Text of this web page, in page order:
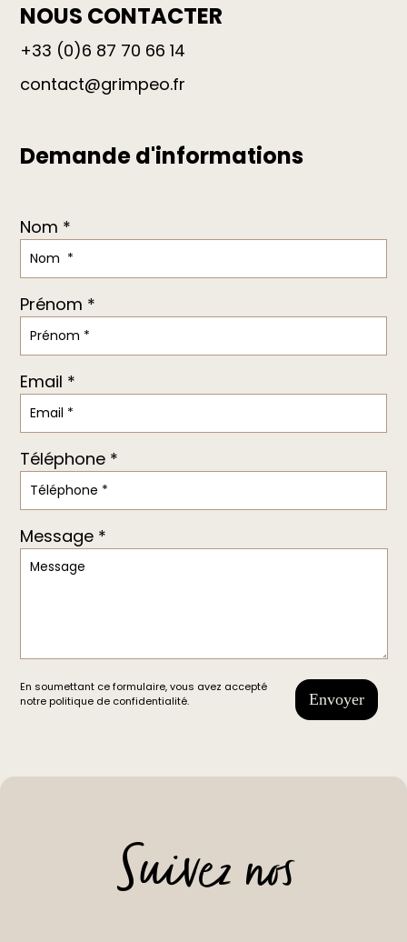
NOUS CONTACTER
+33 (0)6 87 70 66 14
contact@grimpeo.fr
Demande d'informations
Nom *
Prénom *
Email *
Téléphone *
Message *
En soumettant ce formulaire, vous avez accepté
notre politique de confidentialité.
Suivez nos